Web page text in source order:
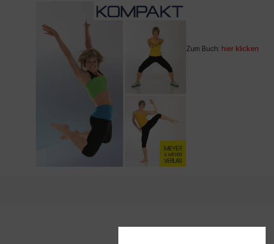
Zum Buch: hier klicken